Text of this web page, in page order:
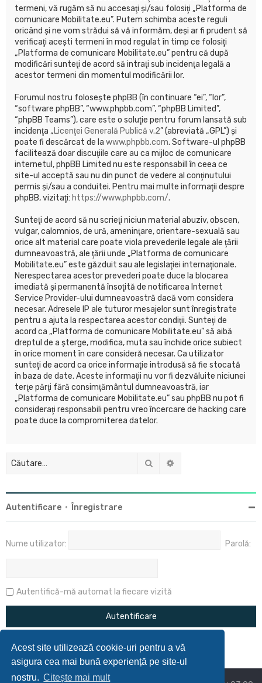
Acest site utilizează cookie-uri pentru a vă
asigura cea mai bună experiență pe site-ul
nostru. Citește mai mult
termeni, vă rugăm să nu accesaţi şi/sau folosiţi „Platforma de
comunicare Mobilitate.eu”. Putem schimba aceste reguli
oricând şi ne vom strădui să vă informăm, deşi ar fi prudent să
verificaţi aceşti termeni în mod regulat în timp ce folosiţi
„Platforma de comunicare Mobilitate.eu” pentru că după
modificări sunteţi de acord să intraţi sub incidenţa legală a
acestor termeni din momentul modificării lor.
Forumul nostru foloseşte phpBB (în continuare “ei”, “lor”,
“software phpBB”, “www.phpbb.com”, “phpBB Limited”,
“phpBB Teams”), care este o soluţie pentru forum lansată sub
incidenţa „Licenţei Generală Publică v.2” (abreviată „GPL”) şi
poate fi descărcat de la www.phpbb.com. Software-ul phpBB
facilitează doar discuţiile care au ca mijloc de comunicare
internetul, phpBB Limited nu este responsabill în ceea ce
site-ul acceptă sau nu din punct de vedere al conţinutului
permis şi/sau a conduitei. Pentru mai multe informaţii despre
phpBB, vizitaţi: https://www.phpbb.com/.
Sunteţi de acord să nu scrieţi niciun material abuziv, obscen,
vulgar, calomnios, de ură, ameninţare, orientare-sexuală sau
orice alt material care poate viola prevederile legale ale ţării
dumneavoastră, ale ţării unde „Platforma de comunicare
Mobilitate.eu” este găzduit sau ale legislaţiei internaţionale.
Nerespectarea acestor prevederi poate duce la blocarea
imediată şi permanentă însoţită de notificarea Internet
Service Provider-ului dumneavoastră dacă vom considera
necesar. Adresele IP ale tuturor mesajelor sunt înregistrate
pentru a ajuta la respectarea acestor condiţii. Sunteţi de
acord ca „Platforma de comunicare Mobilitate.eu” să aibă
dreptul de a şterge, modifica, muta sau închide orice subiect
în orice moment în care consideră necesar. Ca utilizator
sunteţi de acord ca orice informaţie introdusă să fie stocată
în baza de date. Aceste informaţii nu vor fi dezvăluite niciunei
terţe părţi fără consimţământul dumneavoastră, iar
„Platforma de comunicare Mobilitate.eu” sau phpBB nu pot fi
consideraţi responsabili pentru vreo încercare de hacking care
poate duce la compromiterea datelor.
Căutare
Autentificare • Înregistrare
Nume utilizator: Parolă:
Autentifică-mă automat la fiecare vizită